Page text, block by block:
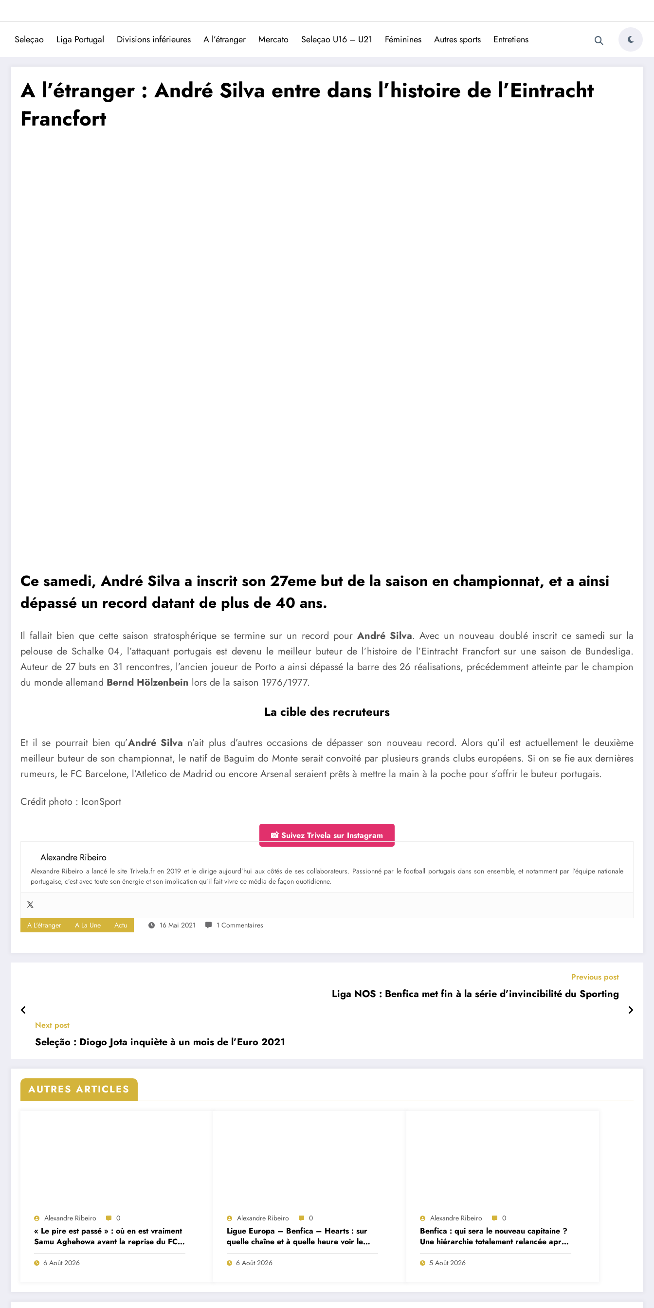
Trivela
L'actualité du football portugais
Seleçao Liga Portugal Divisions inférieures A l’étranger Mercato Seleçao U16 – U21 Féminines Autres sports Entretiens
A l’étranger : André Silva entre dans l’histoire de l’Eintracht
Francfort
Ce samedi, André Silva a inscrit son 27eme but de la saison en championnat, et a ainsi
dépassé un record datant de plus de 40 ans.
Il fallait bien que cette saison stratosphérique se termine sur un record pourAndré Silva. Avec un nouveau doublé inscrit ce samedi sur la
pelouse de Schalke 04, l’attaquant portugais est devenu le meilleur buteur de l’histoire de l’Eintracht Francfort sur une saison de Bundesliga.
Auteur de 27 buts en 31 rencontres, l’ancien joueur de Porto a ainsi dépassé la barre des 26 réalisations, précédemment atteinte par le champion
du monde allemand Bernd Hölzenbein lors de la saison 1976/1977.
La cible des recruteurs
Et il se pourrait bien qu’André Silva n’ait plus d’autres occasions de dépasser son nouveau record. Alors qu’il est actuellement le deuxième
meilleur buteur de son championnat, le natif de Baguim do Monte serait convoité par plusieurs grands clubs européens. Si on se fie aux dernières
rumeurs, le FC Barcelone, l’Atletico de Madrid ou encore Arsenal seraient prêts à mettre la main à la poche pour s’offrir le buteur portugais.
Crédit photo : IconSport
📸 Suivez Trivela sur Instagram
Alexandre Ribeiro
Alexandre Ribeiro a lancé le site Trivela.fr en 2019 et le dirige aujourd’hui aux côtés de ses collaborateurs. Passionné par le football portugais dans son ensemble, et notamment par l’équipe nationale
portugaise, c’est avec toute son énergie et son implication qu’il fait vivre ce média de façon quotidienne.
A L'étranger A La Une Actu 16 Mai 2021 1 Commentaires
Previous post
Liga NOS : Benfica met fin à la série d’invincibilité du Sporting
Next post
Seleção : Diogo Jota inquiète à un mois de l’Euro 2021
AUTRES ARTICLES
Alexandre Ribeiro 0
« Le pire est passé » : où en est vraiment
Samu Aghehowa avant la reprise du FC
Porto ?
6 Août 2026
Alexandre Ribeiro 0
Ligue Europa – Benfica – Hearts : sur
quelle chaîne et à quelle heure voir le
match ?
6 Août 2026
Alexandre Ribeiro 0
Benfica : qui sera le nouveau capitaine ?
Une hiérarchie totalement relancée après
deux départs majeurs
5 Août 2026